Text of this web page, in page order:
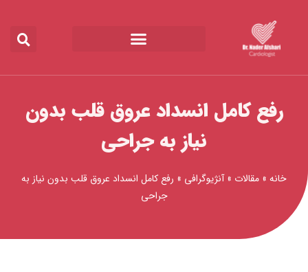
رفع کامل انسداد عروق قلب بدون
نیاز به جراحی
خانه » مقالات »آنژیوگرافی » رفع کامل انسداد عروق قلب بدون نیاز به
جراحی